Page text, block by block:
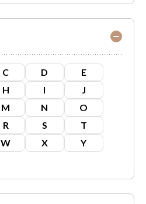
C D
E
H I
J
M N
O
R S
T
W X
Y